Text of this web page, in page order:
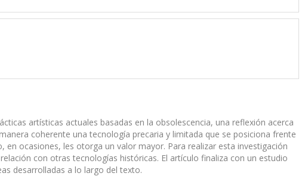
artísticas actuales basadas en la obsolescencia, una reflexión acerca
coherente una tecnología precaria y limitada que se posiciona frente
ocasiones, les otorga un valor mayor. Para realizar esta investigación
con otras tecnologías históricas. El artículo finaliza con un estudio
desarrolladas a lo largo del texto.